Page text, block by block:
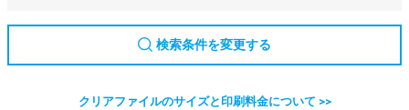
検索条件を変更する
クリアファイルのサイズと印刷料金について >>